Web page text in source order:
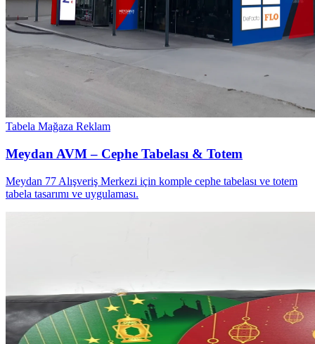
Tabela Mağaza Reklam
Meydan AVM – Cephe Tabelası & Totem
Meydan 77 Alışveriş Merkezi için komple cephe tabelası ve totem
tabela tasarımı ve uygulaması.